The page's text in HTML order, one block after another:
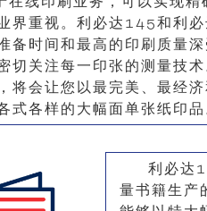
界重视。利必达145和利
备时间和最高的印刷质量
切关注每一印张的测量技
将会让您以最完美、最经
式各样的大幅面单张纸印品
利必达
量书籍生产